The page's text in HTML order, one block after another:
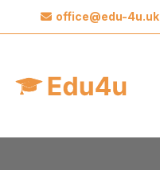
office@edu-4u.uk